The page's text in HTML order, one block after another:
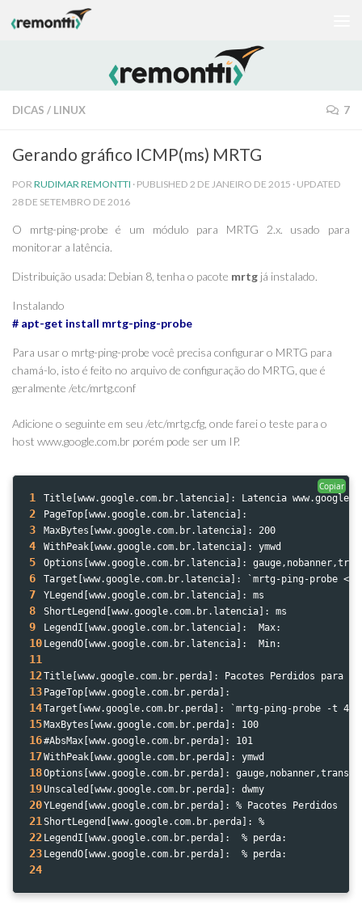
Skip to content
DICAS / LINUX 7
Gerando gráfico ICMP(ms) MRTG
POR RUDIMAR REMONTTI · PUBLISHED 2 DE JANEIRO DE 2015 · UPDATED
28 DE SETEMBRO DE 2016
O mrtg-ping-probe é um módulo para MRTG 2.x. usado para
monitorar a latência.
Distribuição usada: Debian 8, tenha o pacote mrtg já instalado.
Instalando
# apt-get install mrtg-ping-probe
Para usar o mrtg-ping-probe você precisa configurar o MRTG para
chamá-lo, isto é feito no arquivo de configuração do MRTG, que é
geralmente /etc/mrtg.conf
Adicione o seguinte em seu /etc/mrtg.cfg, onde farei o teste para o
host www.google.com.br porém pode ser um IP.
1 Title[www.google.com.br.latencia]: Latencia
2 PageTop[www.google.com.br.latencia]:
3 MaxBytes[www.google.com.br.latencia]: 200
4 WithPeak[www.google.com.br.latencia]: ymwd
5 Options[www.google.com.br.latencia]:
6 Target[www.google.com.br.latencia]: `mrtg-ping-probe
7 YLegend[www.google.com.br.latencia]: ms
8 ShortLegend[www.google.com.br.latencia]: ms
9 LegendI[www.google.com.br.latencia]:  Max:
10 LegendO[www.google.com.br.latencia]:  Min:
11
12Title[www.google.com.br.perda]: Pacotes Perdidos para
13 PageTop[www.google.com.br.perda]:
14Target[www.google.com.br.perda]: `mrtg-ping-probe -t 42
15 MaxBytes[www.google.com.br.perda]: 100
16#AbsMax[www.google.com.br.perda]: 101
17WithPeak[www.google.com.br.perda]: ymwd
18Options[www.google.com.br.perda]:
19Unscaled[www.google.com.br.perda]: dwmy
20YLegend[www.google.com.br.perda]: % Pacotes Perdidos
21ShortLegend[www.google.com.br.perda]: %
22 LegendI[www.google.com.br.perda]:  % perda:
23 LegendO[www.google.com.br.perda]:  % perda:
24
Copiar